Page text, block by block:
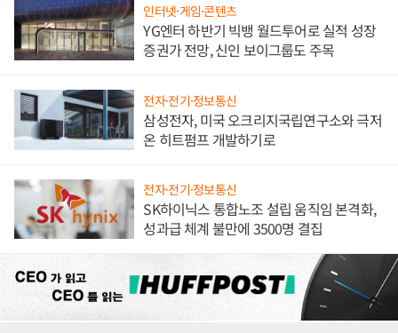
인터넷·게임·콘텐츠
YG엔터 하반기 빅뱅 월드투어로 실적 성장
증권가 전망, 신인 보이그룹도 주목
전자·전기·정보통신
삼성전자, 미국 오크리지국립연구소와 극저
온 히트펌프 개발하기로
전자·전기·정보통신
SK하이닉스 통합노조 설립 움직임 본격화,
성과급 체계 불만에 3500명 결집